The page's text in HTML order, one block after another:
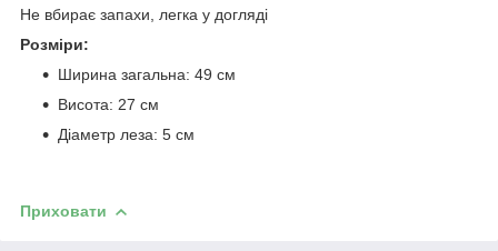
Не вбирає запахи, легка у догляді
Розміри:
Ширина загальна: 49 см
Висота: 27 см
Діаметр леза: 5 см
Приховати